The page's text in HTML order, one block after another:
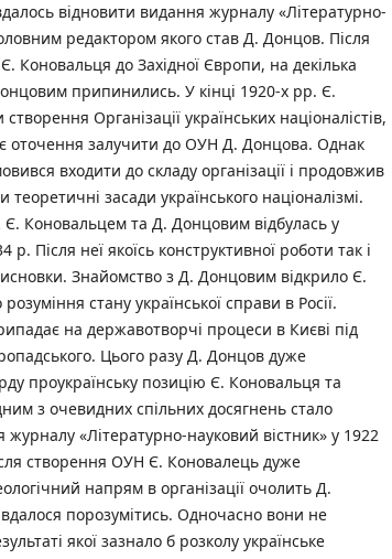
відновити видання журналу «Літературно-
редактором якого став Д. Донцов. Після
Коновальця до Західної Європи, на декілька
припинились. У кінці 1920-х рр. Є.
Організації українських націоналістів,
оточення залучити до ОУН Д. Донцова. Однак
входити до складу організації і продовжив
теоретичні засади українського націоналізмі.
Є. Коновальцем та Д. Донцовим відбулась у
р. Після неї якоїсь конструктивної роботи так і
Знайомство з Д. Донцовим відкрило Є.
стану української справи в Росії.
на державотворчі процеси в Києві під
Цього разу Д. Донцов дуже
проукраїнську позицію Є. Коновальця та
з очевидних спільних досягнень стало
«Літературно-науковий вістник» у 1922
створення ОУН Є. Коновалець дуже
напрям в організації очолить Д.
порозумітись. Одночасно вони не
якої зазнало б розколу українське